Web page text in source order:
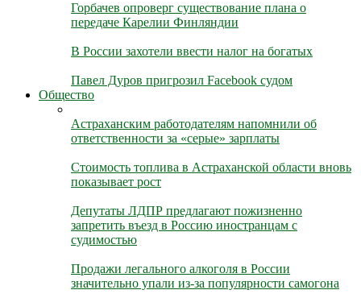
Горбачев опроверг существование плана о
передаче Карелии Финляндии
В России захотели ввести налог на богатых
Павел Дуров пригрозил Facebook судом
Общество
Астраханским работодателям напомнили об
ответственности за «серые» зарплаты
Стоимость топлива в Астраханской области вновь
показывает рост
Депутаты ЛДПР предлагают пожизненно
запретить въезд в Россию иностранцам с
судимостью
Продажи легального алкоголя в России
значительно упали из-за популярности самогона